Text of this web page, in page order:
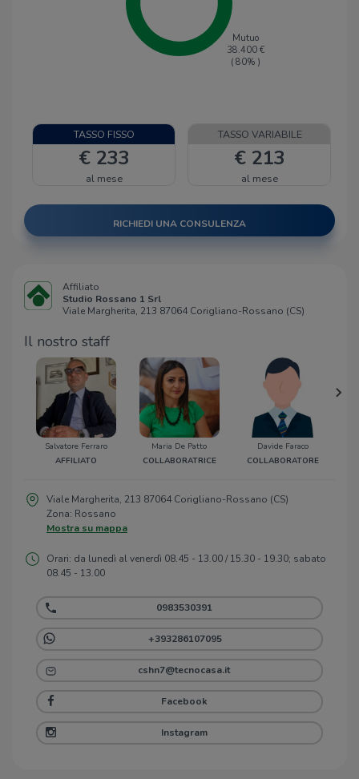
Mutuo
38.400 €
(80% )
TASSO FISSO
€ 233
al mese
TASSO VARIABILE
€ 213
al mese
RICHIEDI UNA CONSULENZA
Affiliato
Studio Rossano 1 Srl
Viale Margherita, 213 87064 Corigliano-Rossano (CS)
Il nostro staff
Salvatore Ferraro
AFFILIATO
Maria De Patto
COLLABORATRICE
Davide Faraco
COLLABORATORE
Viale Margherita, 213 87064 Corigliano-Rossano (CS)
Zona: Rossano
Mostra su mappa
Orari: da lunedì al venerdì 08.45 - 13.00 / 15.30 - 19.30; sabato
08.45 - 13.00
0983530391
+393286107095
cshn7@tecnocasa.it
Facebook
Instagram